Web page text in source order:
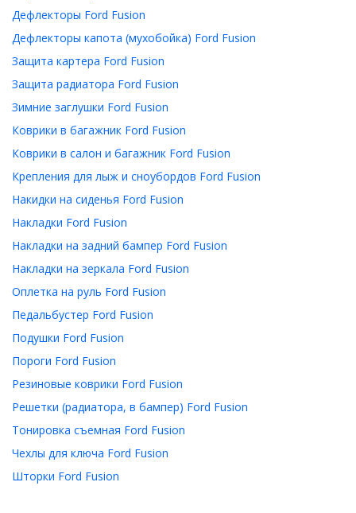
Дефлекторы Ford Fusion
Дефлекторы капота (мухобойка) Ford Fusion
Защита картера Ford Fusion
Защита радиатора Ford Fusion
Зимние заглушки Ford Fusion
Коврики в багажник Ford Fusion
Коврики в салон и багажник Ford Fusion
Крепления для лыж и сноубордов Ford Fusion
Накидки на сиденья Ford Fusion
Накладки Ford Fusion
Накладки на задний бампер Ford Fusion
Накладки на зеркала Ford Fusion
Оплетка на руль Ford Fusion
Педальбустер Ford Fusion
Подушки Ford Fusion
Пороги Ford Fusion
Резиновые коврики Ford Fusion
Решетки (радиатора, в бампер) Ford Fusion
Тонировка съемная Ford Fusion
Чехлы для ключа Ford Fusion
Шторки Ford Fusion